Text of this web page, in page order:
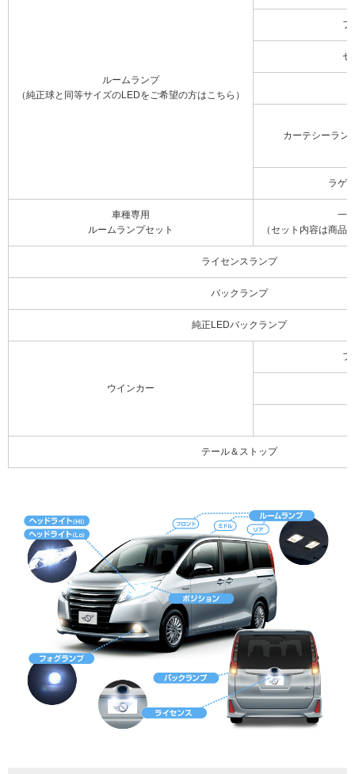
ルームランプ
（純正球と同等サイズのLEDをご希望の方はこちら）
フ
セ
カーテシーラン
ラゲ
車種専用
ルームランプセット
一
（セット内容は商品
ライセンスランプ
バックランプ
純正LEDバックランプ
ウインカー
フ
テール＆ストップ